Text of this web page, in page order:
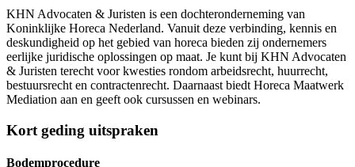
KHN Advocaten & Juristen is een dochteronderneming van
Koninklijke Horeca Nederland. Vanuit deze verbinding, kennis en
deskundigheid op het gebied van horeca bieden zij ondernemers
eerlijke juridische oplossingen op maat. Je kunt bij KHN Advocaten
& Juristen terecht voor kwesties rondom arbeidsrecht, huurrecht,
bestuursrecht en contractenrecht. Daarnaast biedt Horeca Maatwerk
Mediation aan en geeft ook cursussen en webinars.
Kort geding uitspraken
Bodemprocedure